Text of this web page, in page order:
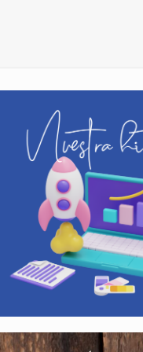
Nuestra historia